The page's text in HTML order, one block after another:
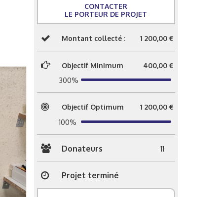
CONTACTER
LE PORTEUR DE PROJET
Montant collecté : 1 200,00 €
Objectif Minimum 400,00 €
300%
Objectif Optimum 1 200,00 €
100%
Donateurs 11
Projet terminé